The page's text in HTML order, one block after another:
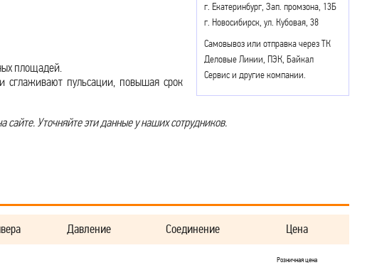
площадей.
сглаживают пульсации, повышая срок
г. Екатеринбург, Зап. промзона, 13Б
г. Новосибирск, ул. Кубовая, 38
Самовывоз или отправка через ТК
Деловые Линии, ПЭК, Байкал
Сервис и другие компании.
Уточняйте эти данные у наших сотрудников.
Давление Соединение Цена
Розничная цена